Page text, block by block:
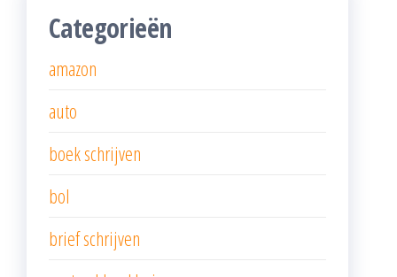
Categorieën
amazon
auto
boek schrijven
bol
brief schrijven